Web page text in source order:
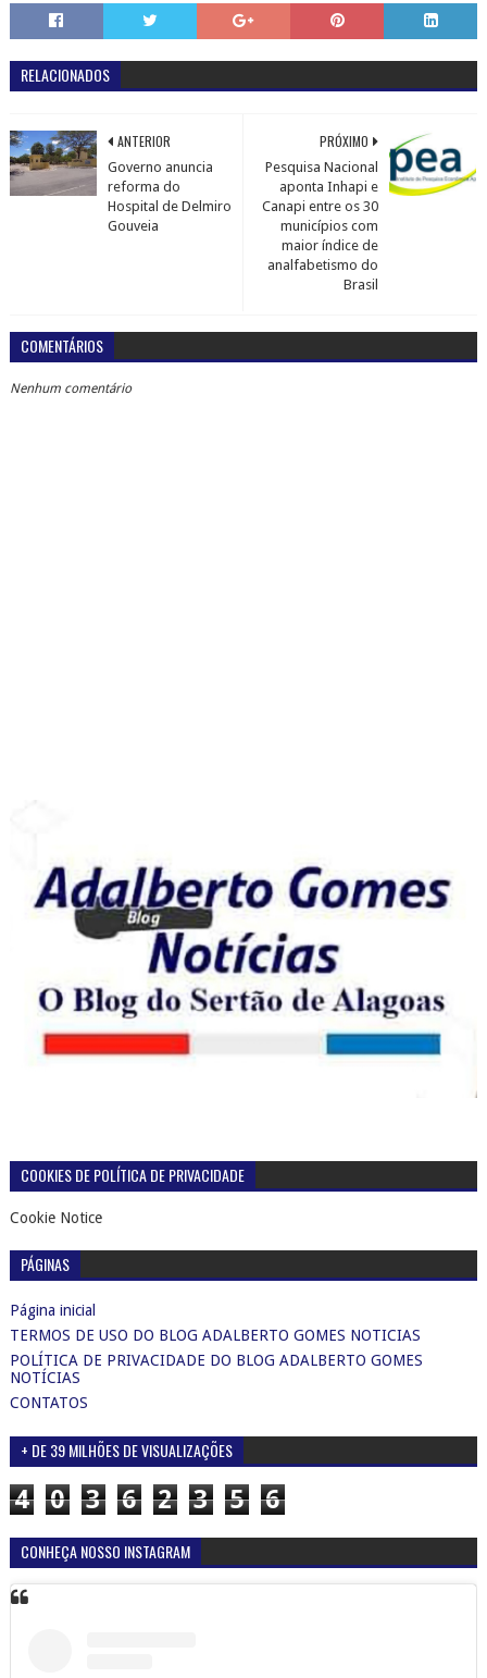
RELACIONADOS
PRÓXIMO
Pesquisa Nacional
aponta Inhapi e
Canapi entre os 30
municípios com
maior índice de
analfabetismo do
Brasil
ANTERIOR
Governo anuncia
reforma do
Hospital de Delmiro
Gouveia
COMENTÁRIOS
Nenhum comentário
COOKIES DE POLÍTICA DE PRIVACIDADE
Cookie Notice
PÁGINAS
Página inicial
TERMOS DE USO DO BLOG ADALBERTO GOMES NOTICIAS
POLÍTICA DE PRIVACIDADE DO BLOG ADALBERTO GOMES
NOTÍCIAS
CONTATOS
+ DE 39 MILHÕES DE VISUALIZAÇÕES
4 0 3 6 2 3 5 6
CONHEÇA NOSSO INSTAGRAM